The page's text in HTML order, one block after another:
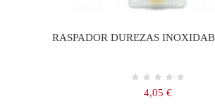
RASPADOR DUREZAS
Precio
4,05 €